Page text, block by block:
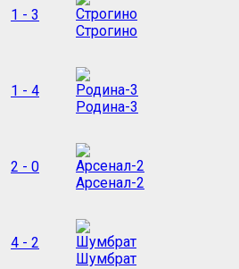
1 - 3
Строгино
1 - 4
Родина-3
2 - 0
Арсенал-2
4 - 2
Шумбрат